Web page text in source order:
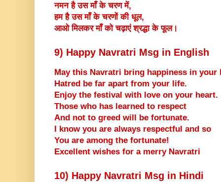
नमन है उस माँ के चरण में,
हम है उस माँ के चरणों की धूल,
आओ मिलकर माँ को चढ़ाएं श्रद्धा के फूल।
9) Happy Navratri Msg in English
May this Navratri bring happiness in your
Hatred be far apart from your life.
Enjoy the festival with love on your heart.
Those who has learned to respect
And not to greed will be fortunate.
I know you are always respectful and so
You are among the fortunate!
Excellent wishes for a merry Navratri
10) Happy Navratri Msg in Hindi